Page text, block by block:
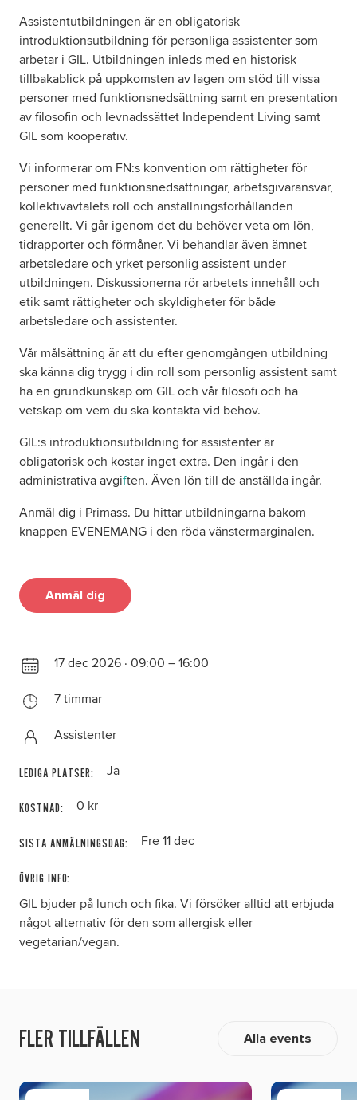
Om oss
Nyheter
FAQ
Tillgänglighetsredogörelse
GDPR
Assistentutbildningen är en obligatorisk
introduktionsutbildning för personliga assistenter som
arbetar i GIL. Utbildningen inleds med en historisk
tillbakablick på uppkomsten av lagen om stöd till vissa
personer med funktionsnedsättning samt en presentation
av filosofin och levnadssättet Independent Living samt
GIL som kooperativ.
Vi informerar om FN:s konvention om rättigheter för
personer med funktionsnedsättningar, arbetsgivaransvar,
kollektivavtalets roll och anställningsförhållanden
generellt. Vi går igenom det du behöver veta om lön,
tidrapporter och förmåner. Vi behandlar även ämnet
arbetsledare och yrket personlig assistent under
utbildningen. Diskussionerna rör arbetets innehåll och
etik samt rättigheter och skyldigheter för både
arbetsledare och assistenter.
Vår målsättning är att du efter genomgången utbildning
ska känna dig trygg i din roll som personlig assistent samt
ha en grundkunskap om GIL och vår filosofi och ha
vetskap om vem du ska kontakta vid behov.
GIL:s introduktionsutbildning för assistenter är
obligatorisk och kostar inget extra. Den ingår i den
administrativa avgiften. Även lön till de anställda ingår.
Anmäl dig i Primass. Du hittar utbildningarna bakom
knappen EVENEMANG i den röda vänstermarginalen.
Anmäl dig
17 dec 2026 · 09:00 – 16:00
7 timmar
Assistenter
LEDIGA PLATSER: Ja
KOSTNAD: 0 kr
SISTA ANMÄLNINGSDAG: Fre 11 dec
ÖVRIG INFO:
GIL bjuder på lunch och fika. Vi försöker alltid att erbjuda
något alternativ för den som allergisk eller
vegetarian/vegan.
FLER TILLFÄLLEN Alla events